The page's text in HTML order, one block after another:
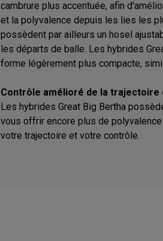
cambrure plus accentuée, afin
et la polyvalence depuis les lies les
possèdent par ailleurs un hosel
les départs de balle. Les hybrides
forme légèrement plus compacte,
Contrôle amélioré de la trajectoire
Les hybrides Great Big Bertha
vous offrir encore plus de
votre trajectoire et votre contrôle.